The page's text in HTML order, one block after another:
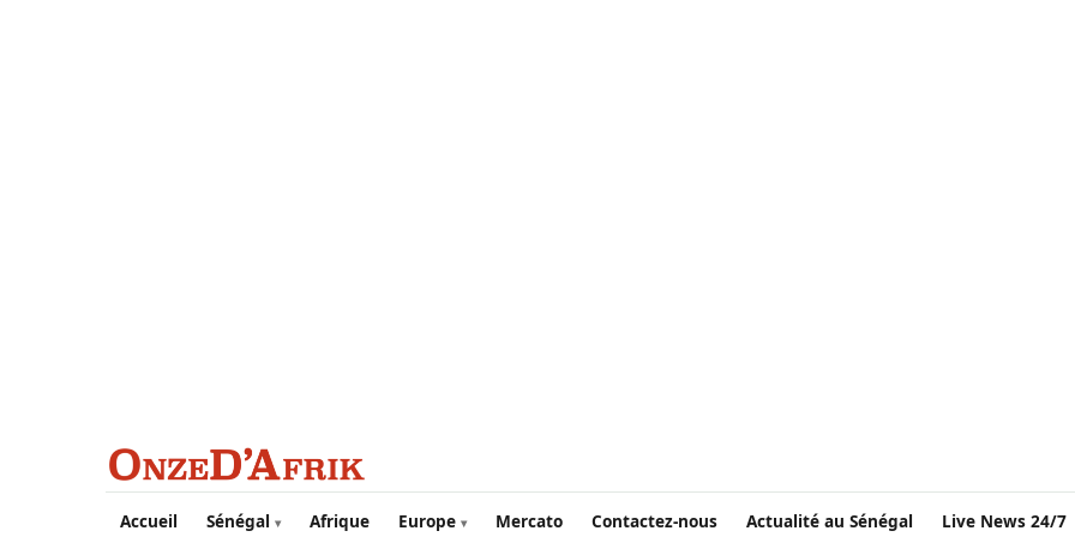
Aller au contenu principal
Accueil Sénégal Afrique Europe Mercato Contactez-nous Actualité au Sénégal Live News 24/7